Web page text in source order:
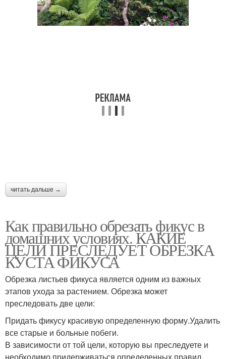
читать дальше →
Как правильно обрезать фикус в
домашних условиях. КАКИЕ
ЦЕЛИ ПРЕСЛЕДУЕТ ОБРЕЗКА
КУСТА ФИКУСА
Обрезка листьев фикуса является одним из важных
этапов ухода за растением. Обрезка может
преследовать две цели:
Придать фикусу красивую определенную форму.Удалить
все старые и больные побеги.
В зависимости от той цели, которую вы преследуете и